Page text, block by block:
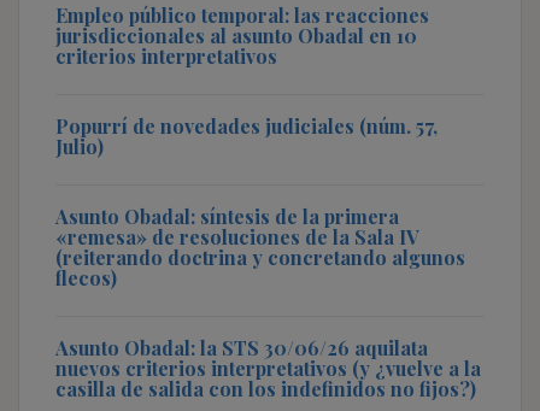
Empleo público temporal: las reacciones
jurisdiccionales al asunto Obadal en 10
criterios interpretativos
Popurrí de novedades judiciales (núm. 57,
Julio)
Asunto Obadal: síntesis de la primera
«remesa» de resoluciones de la Sala IV
(reiterando doctrina y concretando algunos
flecos)
Asunto Obadal: la STS 30/06/26 aquilata
nuevos criterios interpretativos (y ¿vuelve a la
casilla de salida con los indefinidos no fijos?)